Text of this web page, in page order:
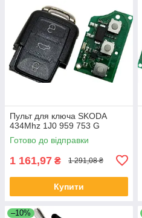
Пульт для ключа SKODA
434Mhz 1J0 959 753 G
Готово до відправки
1 161,97 ₴ 1 291,08 ₴
Купити
–10%